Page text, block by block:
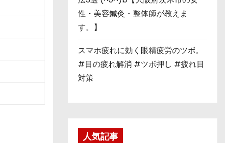
性・美容鍼灸・整体師が教えま
す。】
スマホ疲れに効く眼精疲労のツボ。
#目の疲れ解消 #ツボ押し #疲れ目
対策
人気記事